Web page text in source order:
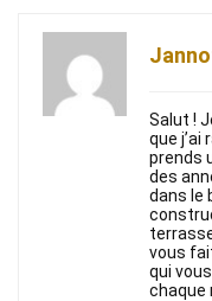
Salut !
que j’ai
prends
des
dans le
vous
qui
chaque